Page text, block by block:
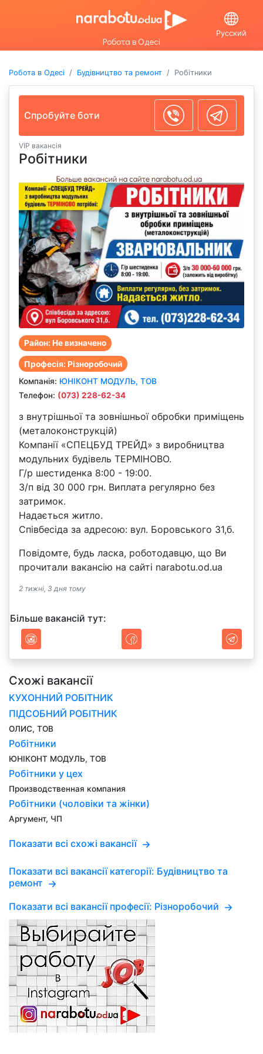
Робота в Одесі
Русский
Робота в Одесі Будівництво та ремонт Робітники
Спробуйте боти
VIP вакансія
Робітники
Район: Не визначено
Професія: Різноробочий
Компанiя: ЮНІКОНТ МОДУЛЬ, ТОВ
Телефон: (073) 228-62-34
з внутрішньої та зовнішньої обробки приміщень
(металоконструкцій)
Компанії «СПЕЦБУД ТРЕЙД» з виробництва
модульних будівель ТЕРМІНОВО.
Г/р шестиденка 8:00 - 19:00.
З/п вiд 30 000 грн. Виплата регулярно без
затримок.
Надається житло.
Співбесіда за адресою: вул. Боровського 31,б.
Повідомте, будь ласка, роботодавцю, що Ви
прочитали вакансію на сайті narabotu.od.ua
2 тижні, 3 дня тому
Більше вакансій тут:
Схожі вакансії
КУХОННИЙ РОБІТНИК
ПІДСОБНИЙ РОБІТНИК
ОЛИС, ТОВ
Робітники
ЮНІКОНТ МОДУЛЬ, ТОВ
Робітники у цех
Производственная компания
Робітники (чоловіки та жінки)
Аргумент, ЧП
Показати всі схожі вакансії
Показати всі вакансії категорії: Будівництво та
ремонт
Показати всі вакансії професії: Різноробочий